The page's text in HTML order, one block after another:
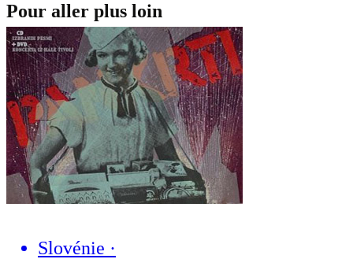
Pour aller plus loin
Slovénie ·